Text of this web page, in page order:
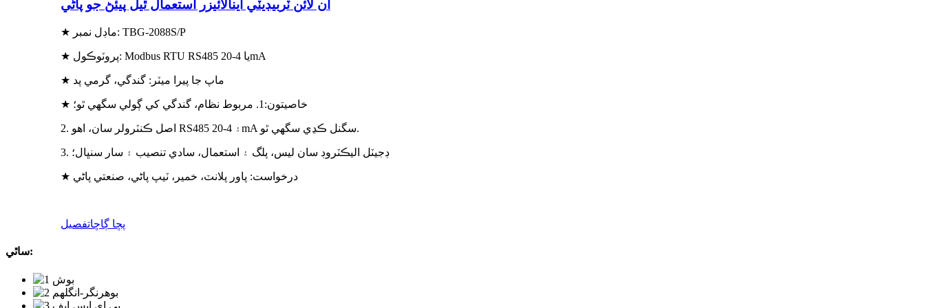
آن لائن ٽربيڊيٽي اينالائيزر استعمال ٿيل پيئڻ جو پاڻي
★ ماڊل نمبر: TBG-2088S/P
★ پروٽوڪول: Modbus RTU RS485 يا 4-20mA
★ ماپ جا پيرا ميٽر: گندگي، گرمي پد
★ خاصيتون: 1. مربوط نظام، گندگي کي ڳولي سگھي ٿو؛
2. اصل ڪنٽرولر سان، اهو RS485 ۽ 4-20mA سگنل ڪڍي سگھي ٿو.
3. ڊجيٽل اليڪٽروڊ سان ليس، پلگ ۽ استعمال، سادي تنصيب ۽ سار سنڀال؛
★ درخواست: پاور پلانٽ، خمير، ٽيپ پاڻي، صنعتي پاڻي
پڇا ڳاڇاتفصيل
ساٿي: